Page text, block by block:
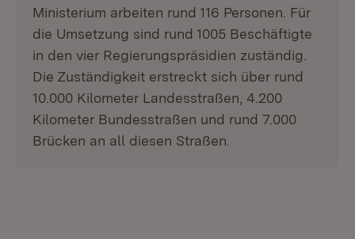
Ministerium arbeiten rund 116 Personen. Für
die Umsetzung sind rund 1005 Beschäftigte
in den vier Regierungspräsidien zuständig.
Die Zuständigkeit erstreckt sich über rund
10.000 Kilometer Landesstraßen, 4.200
Kilometer Bundesstraßen und rund 7.000
Brücken an all diesen Straßen.